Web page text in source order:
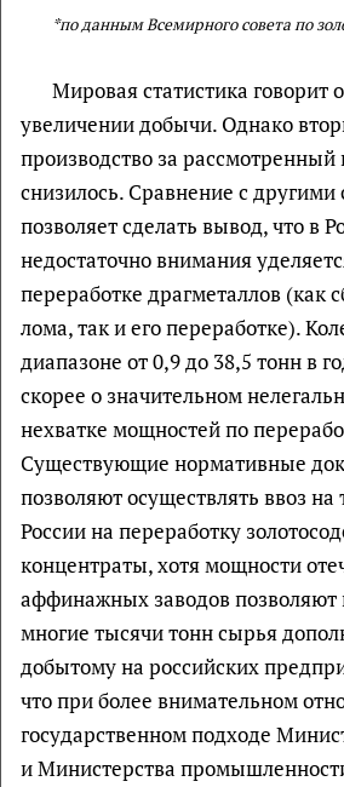
*по данным Всемирного совета по
Мировая статистика говорит
увеличении добычи. Однако
производство за
снизилось. Сравнение с другими
позволяет сделать вывод, что в
недостаточно внимания
переработке драгметаллов (как
лома, так и его переработке).
диапазоне от 0,9 до 38,5 тонн в
скорее о значительном
нехватке мощностей по
Существующие нормативные
позволяют осуществлять ввоз
России на переработку
концентраты, хотя мощности
аффинажных заводов позволяют
многие тысячи тонн сырья
добытому на российских
что при более внимательном
государственном подходе
и Министерства